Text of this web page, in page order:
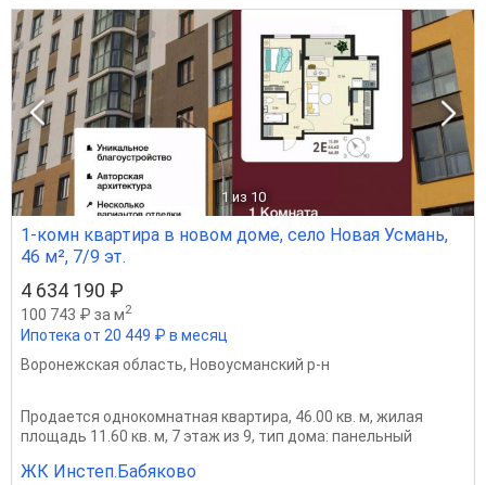
1 из 10
1-комн квартира в новом доме, село Новая Усмань,
46 м², 7/9 эт.
4 634 190 ₽
100 743 ₽ за м2
Ипотека от 20 449 ₽ в месяц
Воронежская область, Новоусманский р-н
Продается однокомнатная квартира, 46.00 кв. м, жилая
площадь 11.60 кв. м, 7 этаж из 9, тип дома: панельный
ЖК Инстеп.Бабяково